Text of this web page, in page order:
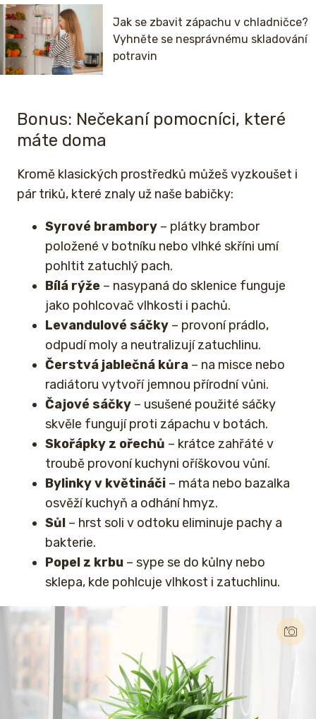
Jak se zbavit zápachu v chladničce?
Vyhněte se nesprávnému skladování
potravin
Bonus: Nečekaní pomocníci, které
máte doma
Kromě klasických prostředků můžeš vyzkoušet i
pár triků, které znaly už naše babičky:
Syrové brambory – plátky brambor
položené v botníku nebo vlhké skříni umí
pohltit zatuchlý pach.
Bílá rýže – nasypaná do sklenice funguje
jako pohlcovač vlhkosti i pachů.
Levandulové sáčky – provoní prádlo,
odpudí moly a neutralizují zatuchlinu.
Čerstvá jablečná kůra – na misce nebo
radiátoru vytvoří jemnou přírodní vůni.
Čajové sáčky – usušené použité sáčky
skvěle fungují proti zápachu v botách.
Skořápky z ořechů – krátce zahřáté v
troubě provoní kuchyni oříškovou vůní.
Bylinky v květináči – máta nebo bazalka
osvěží kuchyň a odhání hmyz.
Sůl – hrst soli v odtoku eliminuje pachy a
bakterie.
Popel z krbu – sype se do kůlny nebo
sklepa, kde pohlcuje vlhkost i zatuchlinu.